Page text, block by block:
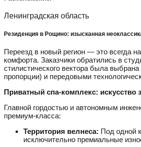
Ленинградская область
Резиденция в Рощино: изысканная
Переезд в новый регион — это всегда
комфорта. Заказчики обратились в
стилистического вектора была
пропорции) и передовыми
Приватный спа-комплекс: искусство
Главной гордостью и автономным
премиум-класса:
Территория велнеса: Под одной
исключительно премиальные